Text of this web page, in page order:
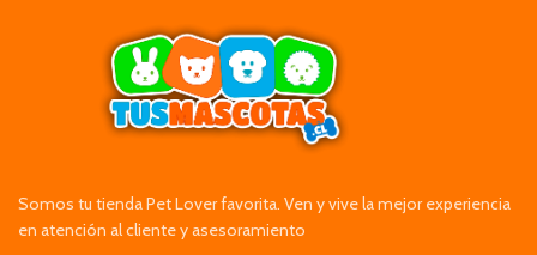
Somos tu tienda Pet Lover favorita. Ven y vive la mejor experiencia
en atención al cliente y asesoramiento